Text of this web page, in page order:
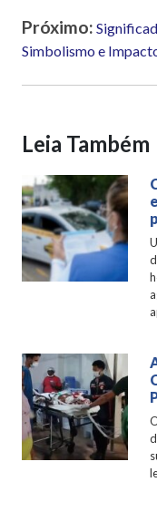
Próximo:
Simbolismo e
Leia Também